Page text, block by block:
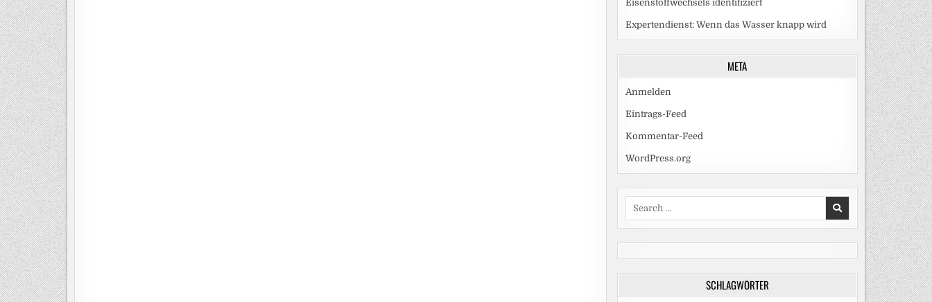
Eisenstoffwechsels identifiziert
Expertendienst: Wenn das Wasser knapp wird
META
Anmelden
Eintrags-Feed
Kommentar-Feed
WordPress.org
SCHLAGWÖRTER